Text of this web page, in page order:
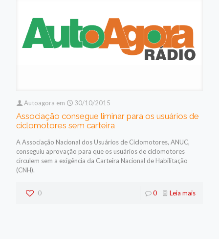
Autoagora em 30/10/2015
Associação consegue liminar para os usuários de
ciclomotores sem carteira
A Associação Nacional dos Usuários de Ciclomotores, ANUC,
conseguiu aprovação para que os usuários de ciclomotores
circulem sem a exigência da Carteira Nacional de Habilitação
(CNH).
0 0 Leia mais